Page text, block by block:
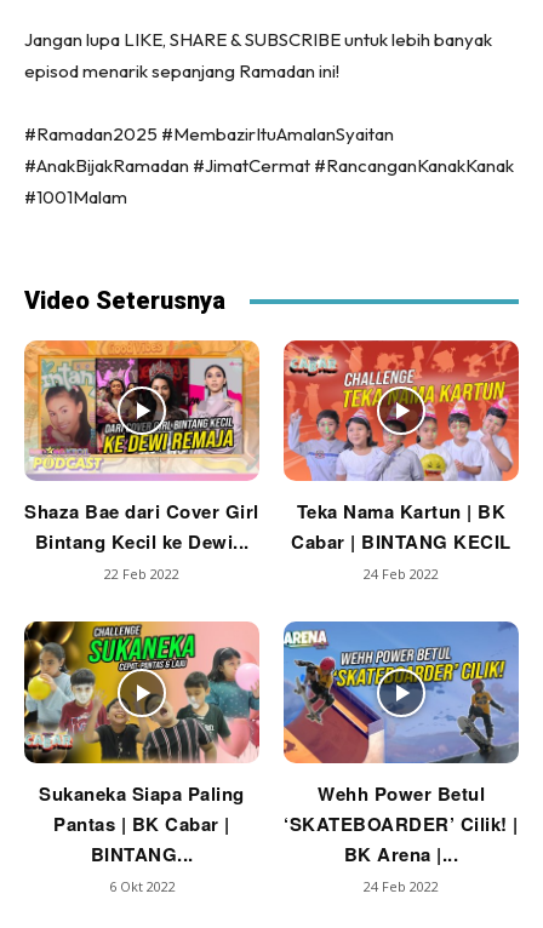
Jangan lupa LIKE, SHARE & SUBSCRIBE untuk lebih banyak
episod menarik sepanjang Ramadan ini!
#Ramadan2025 #MembazirItuAmalanSyaitan
#AnakBijakRamadan #JimatCermat #RancanganKanakKanak
#1001Malam
Video Seterusnya
Shaza Bae dari Cover Girl
Bintang Kecil ke Dewi...
22 Feb 2022
Teka Nama Kartun | BK
Cabar | BINTANG KECIL
24 Feb 2022
Sukaneka Siapa Paling
Pantas | BK Cabar |
BINTANG...
6 Okt 2022
Wehh Power Betul
‘SKATEBOARDER’ Cilik! |
BK Arena |...
24 Feb 2022